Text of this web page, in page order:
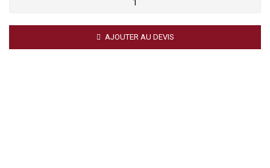
AJOUTER AU DEVIS